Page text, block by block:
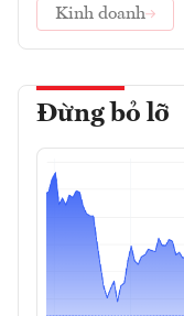
Kinh doanh
Đừng bỏ lỡ